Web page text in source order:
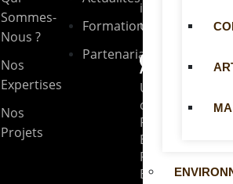
Sommes-
Nous ?
Nos
Expertises
Nos
Projets
Formations
Partenariats
info@lrida-
up.org
Adresse
Université
de
Parakou --
BP: 1269
Parakou,
Bénin